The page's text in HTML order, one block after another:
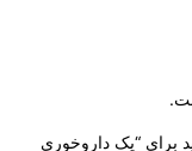
برای “پک داروخوری